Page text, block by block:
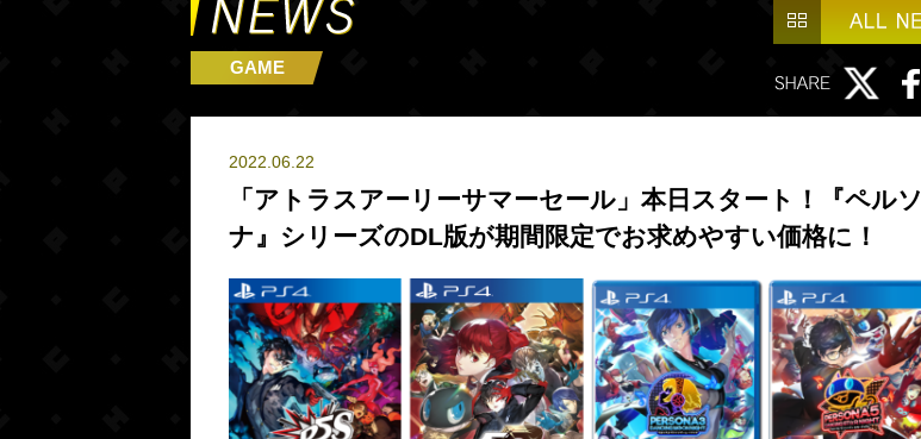
GAME
2022.06.22
「アトラスアーリーサマーセール」本日スタート！『ペルソ
ナ』シリーズのDL版が期間限定でお求めやすい価格に！